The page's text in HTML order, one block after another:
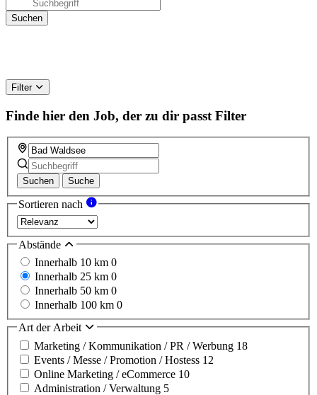
Filter
Finde hier den Job, der zu dir passt Filter
Suchen Suche
Sortieren nach
Abstände
Innerhalb 10 km 0
Innerhalb 25 km 0
Innerhalb 50 km 0
Innerhalb 100 km 0
Art der Arbeit
Marketing / Kommunikation / PR / Werbung 18
Events / Messe / Promotion / Hostess 12
Online Marketing / eCommerce 10
Administration / Verwaltung 5